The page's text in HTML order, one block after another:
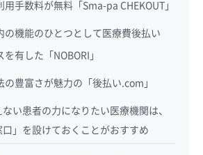
用手数料が無料「Sma-pa CHEKOUT」
の機能のひとつとして医療費後払い
を有した「NOBORI」
の豊富さが魅力の「後払い.com」
ない患者の力になりたい医療機関は、
口」を設けておくことがおすすめ